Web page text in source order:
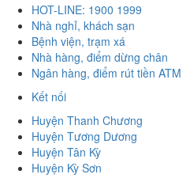
HOT-LINE: 1900 1999
Nhà nghỉ, khách sạn
Bệnh viện, trạm xá
Nhà hàng, điểm dừng chân
Ngân hàng, điểm rút tiền ATM
Kết nối
Huyện Thanh Chương
Huyện Tương Dương
Huyện Tân Kỳ
Huyện Kỳ Sơn